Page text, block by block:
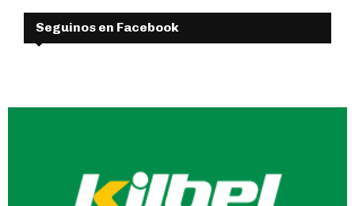
Seguinos en Facebook